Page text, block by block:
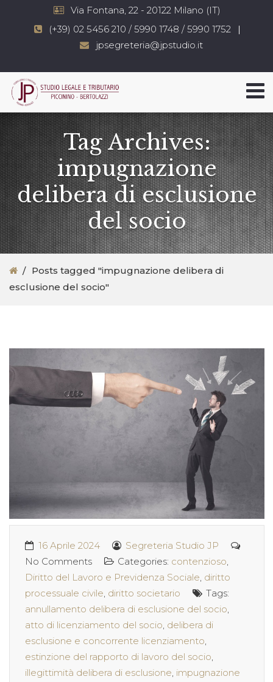
Via Fontana, 22 - 20122 Milano (IT)
(+39) 02 5456 210 / 5990 1748 / 5990 1752
jpsegreteria@jpstudio.it
Tag Archives:
impugnazione
delibera di esclusione
del socio
Posts tagged "impugnazione delibera di
esclusione del socio"
16 Aprile 2024
Segreteria Studio JP
No Comments
Categories: contenzioso,
Diritto del Lavoro e Previdenza Sociale, diritto
processuale civile, diritto societario
Tags:
annullamento delibera di esclusione del socio,
atto di licenziamento del socio, delibera di
esclusione e concorrente licenziamento,
estinzione del rapporto di lavoro del socio,
illegittimità delibera di esclusione, impugnazione